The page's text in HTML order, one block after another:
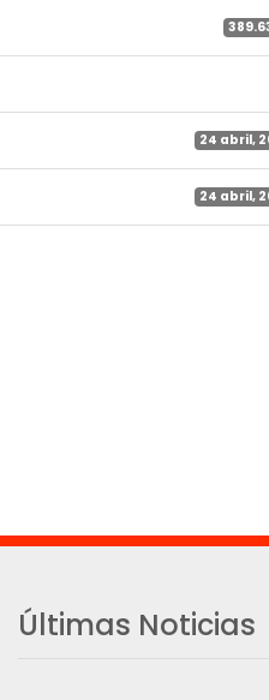
24 abril,
24 abril,
Últimas Noticias